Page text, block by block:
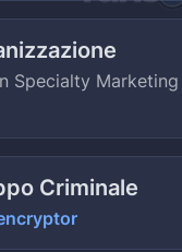
Specialty Marketing
Criminale